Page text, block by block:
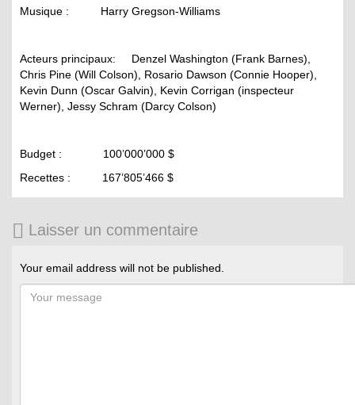
Musique : Harry Gregson-Williams
Acteurs principaux: Denzel Washington (Frank Barnes),
Chris Pine (Will Colson), Rosario Dawson (Connie Hooper),
Kevin Dunn (Oscar Galvin), Kevin Corrigan (inspecteur
Werner), Jessy Schram (Darcy Colson)
Budget : 100’000’000 $
Recettes : 167’805’466 $
Laisser un commentaire
Your email address will not be published.